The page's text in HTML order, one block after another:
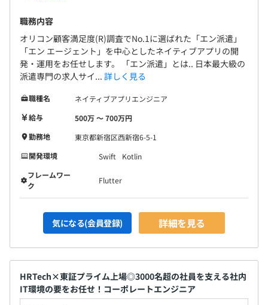
【コミュニケーション】
・朝会／1on1ミーティング／勉強会
・TGIF（Thank God It‘s Friday.TGIF／飲み会／リモート
飲み会 ※自由参加
★称賛の場「キックオフ」があります！
3カ月に一度、シンボリックな活躍をした社員を称賛して
います。新人賞やベストチーム賞、社長賞など、それぞれ
社長が直接表彰。全社員の前で称賛される、またとない機
会です。
エンジニアの能力やスキルを適切に評価するため、専用の
評価・報酬制度を設けています。
報酬は年俸制で、スキルや能力に紐づく「Professional
Grade（PG）」により決定。​
さらに別途、特別インセンティブ制度あり。活躍度合いを
考慮して支給を決定します。​
職務内容
オリコン顧客満足度(R)調査でNo.1に選ばれた「エン派遣」
「エン エージェント」を中心としたネイティブアプリの開
発・運用をお任せします。 「エン派遣」とは.. 日本最大級の
派遣専門の求人サイ... 詳しく見る
職種名
ネイティブアプリエンジニア
給与
500万 〜 700万円
勤務地
東京都新宿区西新宿6-5-1
開発環境
Swift
Kotlin
フレームワー
ク
Flutter
気になる(会員登録) 詳細を見る
HRTech×東証プライム上場◎3000名超の社員を支える社内
IT環境の要をお任せ！コーポレートエンジニア